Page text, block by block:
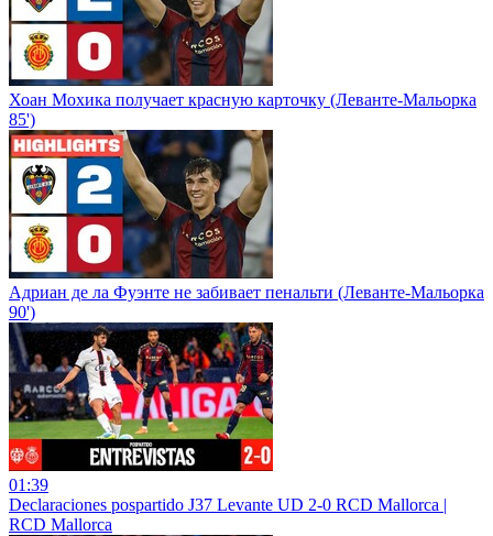
Хоан Мохика получает красную карточку (Леванте-Мальорка
85')
Адриан де ла Фуэнте не забивает пенальти (Леванте-Мальорка
90')
01:39
Declaraciones pospartido J37 Levante UD 2-0 RCD Mallorca |
RCD Mallorca